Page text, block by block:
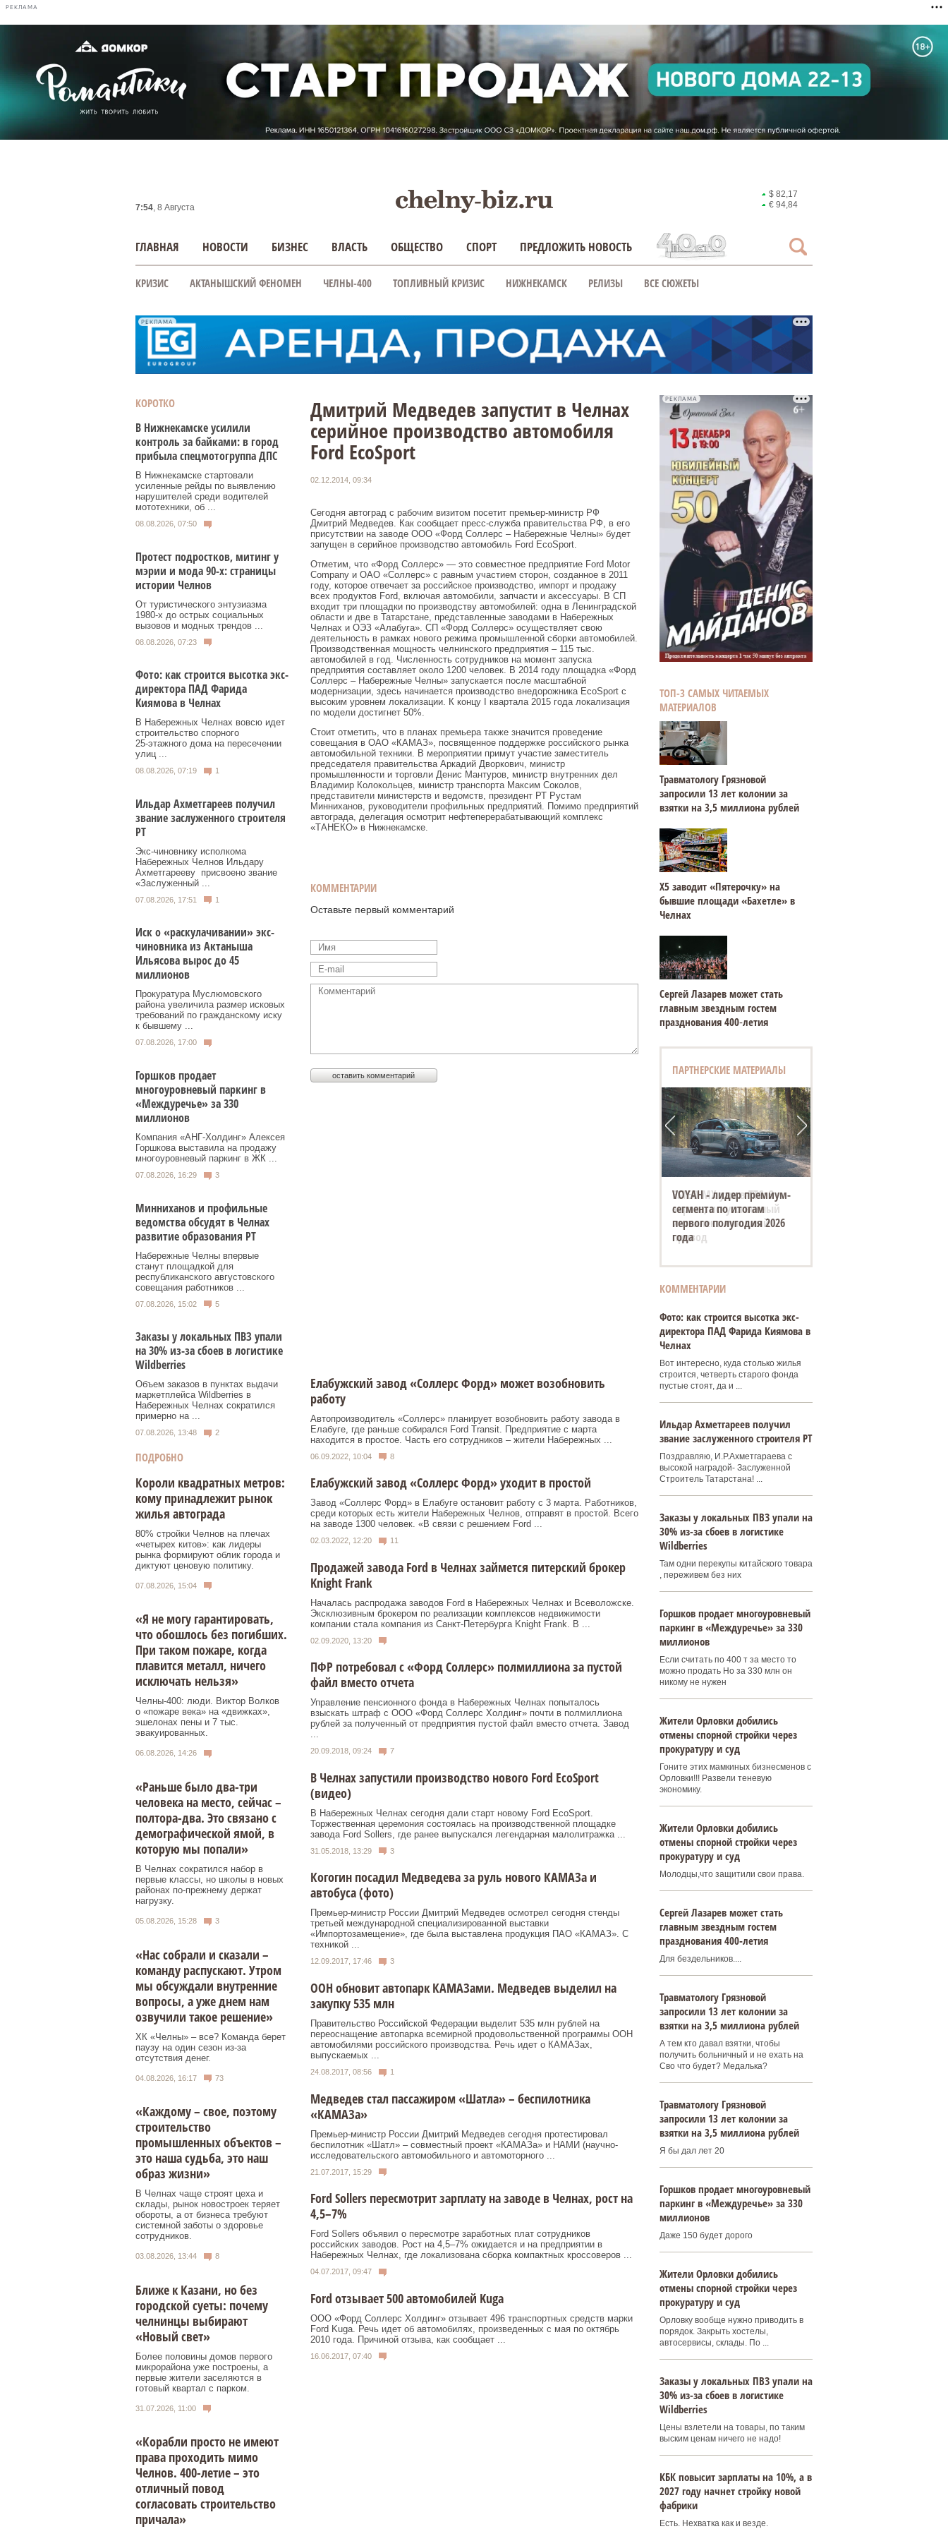
РЕКЛАМА
7:54, 8 Августа
$ 82,17
€ 94,84
ГЛАВНАЯ НОВОСТИ БИЗНЕС ВЛАСТЬ ОБЩЕСТВО СПОРТ ПРЕДЛОЖИТЬ НОВОСТЬ
КРИЗИС АКТАНЫШСКИЙ ФЕНОМЕН ЧЕЛНЫ-400 ТОПЛИВНЫЙ КРИЗИС НИЖНЕКАМСК РЕЛИЗЫ ВСЕ СЮЖЕТЫ
РЕКЛАМА
КОРОТКО
В Нижнекамске усилили
контроль за байками: в город
прибыла спецмотогруппа ДПС
В Нижнекамске стартовали
усиленные рейды по выявлению
нарушителей среди водителей
мототехники, об ...
08.08.2026, 07:50
Протест подростков, митинг у
мэрии и мода 90-х: страницы
истории Челнов
От туристического энтузиазма
1980‑х до острых социальных
вызовов и модных трендов ...
08.08.2026, 07:23
Фото: как строится высотка экс-
директора ПАД Фарида
Киямова в Челнах
В Набережных Челнах вовсю идет
строительство спорного
25‑этажного дома на пересечении
улиц ...
08.08.2026, 07:19 1
Ильдар Ахметгареев получил
звание заслуженного строителя
РТ
Экс‑чиновнику исполкома
Набережных Челнов Ильдару
Ахметгарееву присвоено звание
«Заслуженный ...
07.08.2026, 17:51 1
Иск о «раскулачивании» экс-
чиновника из Актаныша
Ильясова вырос до 45
миллионов
Прокуратура Муслюмовского
района увеличила размер исковых
требований по гражданскому иску
к бывшему ...
07.08.2026, 17:00
Горшков продает
многоуровневый паркинг в
«Междуречье» за 330
миллионов
Компания «АНГ-Холдинг» Алексея
Горшкова выставила на продажу
многоуровневый паркинг в ЖК ...
07.08.2026, 16:29 3
Минниханов и профильные
ведомства обсудят в Челнах
развитие образования РТ
Набережные Челны впервые
станут площадкой для
республиканского августовского
совещания работников ...
07.08.2026, 15:02 5
Заказы у локальных ПВЗ упали
на 30% из-за сбоев в логистике
Wildberries
Объем заказов в пунктах выдачи
маркетплейса Wildberries в
Набережных Челнах сократился
примерно на ...
07.08.2026, 13:48 2
ПОДРОБНО
Короли квадратных метров:
кому принадлежит рынок
жилья автограда
80% стройки Челнов на плечах
«четырех китов»: как лидеры
рынка формируют облик города и
диктуют ценовую политику.
07.08.2026, 15:04
«Я не могу гарантировать,
что обошлось без погибших.
При таком пожаре, когда
плавится металл, ничего
исключать нельзя»
Челны-400: люди. Виктор Волков
о «пожаре века» на «движках»,
эшелонах пены и 7 тыс.
эвакуированных.
06.08.2026, 14:26
«Раньше было два-три
человека на место, сейчас –
полтора-два. Это связано с
демографической ямой, в
которую мы попали»
В Челнах сократился набор в
первые классы, но школы в новых
районах по-прежнему держат
нагрузку.
05.08.2026, 15:28 3
«Нас собрали и сказали –
команду распускают. Утром
мы обсуждали внутренние
вопросы, а уже днем нам
озвучили такое решение»
ХК «Челны» – все? Команда берет
паузу на один сезон из-за
отсутствия денег.
04.08.2026, 16:17 73
«Каждому – свое, поэтому
строительство
промышленных объектов –
это наша судьба, это наш
образ жизни»
В Челнах чаще строят цеха и
склады, рынок новостроек теряет
обороты, а от бизнеса требуют
системной заботы о здоровье
сотрудников.
03.08.2026, 13:44 8
Ближе к Казани, но без
городской суеты: почему
челнинцы выбирают
«Новый свет»
Более половины домов первого
микрорайона уже построены, а
первые жители заселяются в
готовый квартал с парком.
31.07.2026, 11:00
«Корабли просто не имеют
права проходить мимо
Челнов. 400-летие – это
отличный повод
согласовать строительство
причала»
Дмитрий Медведев запустит в Челнах
серийное производство автомобиля
Ford EcoSport
02.12.2014, 09:34
Сегодня автоград с рабочим визитом посетит премьер-министр РФ
Дмитрий Медведев. Как сообщает пресс-служба правительства РФ, в его
присутствии на заводе ООО «Форд Соллерс – Набережные Челны» будет
запущен в серийное производство автомобиль Ford EcoSport.
Отметим, что «Форд Соллерс» — это совместное предприятие Ford Motor
Company и ОАО «Соллерс» c равным участием сторон, созданное в 2011
году, которое отвечает за российское производство, импорт и продажу
всех продуктов Ford, включая автомобили, запчасти и аксессуары. В СП
входит три площадки по производству автомобилей: одна в Ленинградской
области и две в Татарстане, представленные заводами в Набережных
Челнах и ОЭЗ «Алабуга». СП «Форд Соллерс» осуществляет свою
деятельность в рамках нового режима промышленной сборки автомобилей.
Производственная мощность челнинского предприятия – 115 тыс.
автомобилей в год. Численность сотрудников на момент запуска
предприятия составляет около 1200 человек. В 2014 году площадка «Форд
Соллерс – Набережные Челны» запускается после масштабной
модернизации, здесь начинается производство внедорожника EcoSport с
высоким уровнем локализации. К концу I квартала 2015 года локализация
по модели достигнет 50%.
Стоит отметить, что в планах премьера также значится проведение
совещания в ОАО «КАМАЗ», посвященное поддержке российского рынка
автомобильной техники. В мероприятии примут участие заместитель
председателя правительства Аркадий Дворкович, министр
промышленности и торговли Денис Мантуров, министр внутренних дел
Владимир Колокольцев, министр транспорта Максим Соколов,
представители министерств и ведомств, президент РТ Рустам
Минниханов, руководители профильных предприятий. Помимо предприятий
автограда, делегация осмотрит нефтеперерабатывающий комплекс
«ТАНЕКО» в Нижнекамске.
КОММЕНТАРИИ
Оставьте первый комментарий
Елабужский завод «Соллерс Форд» может возобновить
работу
Автопроизводитель «Соллерс» планирует возобновить работу завода в
Елабуге, где раньше собирался Ford Transit. Предприятие с марта
находится в простое. Часть его сотрудников – жители Набережных ...
06.09.2022, 10:04 8
Елабужский завод «Соллерс Форд» уходит в простой
Завод «Соллерс Форд» в Елабуге остановит работу с 3 марта. Работников,
среди которых есть жители Набережных Челнов, отправят в простой. Всего
на заводе 1300 человек. «В связи с решением Ford ...
02.03.2022, 12:20 11
Продажей завода Ford в Челнах займется питерский брокер
Knight Frank
Началась распродажа заводов Ford в Набережных Челнах и Всеволожске.
Эксклюзивным брокером по реализации комплексов недвижимости
компании стала компания из Санкт-Петербурга Knight Frank. В ...
02.09.2020, 13:20
ПФР потребовал с «Форд Соллерс» полмиллиона за пустой
файл вместо отчета
Управление пенсионного фонда в Набережных Челнах попыталось
взыскать штраф с ООО «Форд Соллерс Холдинг» почти в полмиллиона
рублей за полученный от предприятия пустой файл вместо отчета. Завод
...
20.09.2018, 09:24 7
В Челнах запустили производство нового Ford EcoSport
(видео)
В Набережных Челнах сегодня дали старт новому Ford EcoSport.
Торжественная церемония состоялась на производственной площадке
завода Ford Sollers, где ранее выпускался легендарная малолитражка ...
31.05.2018, 13:29 3
Когогин посадил Медведева за руль нового КАМАЗа и
автобуса (фото)
Премьер-министр России Дмитрий Медведев осмотрел сегодня стенды
третьей международной специализированной выставки
«Импортозамещение», где была выставлена продукция ПАО «КАМАЗ». С
техникой ...
12.09.2017, 17:46 3
ООН обновит автопарк КАМАЗами. Медведев выделил на
закупку 535 млн
Правительство Российской Федерации выделит 535 млн рублей на
переоснащение автопарка всемирной продовольственной программы ООН
автомобилями российского производства. Речь идет о КАМАЗах,
выпускаемых ...
24.08.2017, 08:56 1
Медведев стал пассажиром «Шатла» – беспилотника
«КАМАЗа»
Премьер-министр России Дмитрий Медведев сегодня протестировал
беспилотник «Шатл» – совместный проект «КАМАЗа» и НАМИ (научно-
исследовательского автомобильного и автомоторного ...
21.07.2017, 15:29
Ford Sollers пересмотрит зарплату на заводе в Челнах, рост на
4,5–7%
Ford Sollers объявил о пересмотре заработных плат сотрудников
российских заводов. Рост на 4,5–7% ожидается и на предприятии в
Набережных Челнах, где локализована сборка компактных кроссоверов ...
04.07.2017, 09:47
Ford отзывает 500 автомобилей Kuga
ООО «Форд Соллерс Холдинг» отзывает 496 транспортных средств марки
Ford Kuga. Речь идет об автомобилях, произведенных с мая по октябрь
2010 года. Причиной отзыва, как сообщает ...
16.06.2017, 07:40
РЕКЛАМА
ТОП-3 САМЫХ ЧИТАЕМЫХ
МАТЕРИАЛОВ
Травматологу Грязновой
запросили 13 лет колонии за
взятки на 3,5 миллиона рублей
Х5 заводит «Пятерочку» на
бывшие площади «Бахетле» в
Челнах
Сергей Лазарев может стать
главным звездным гостем
празднования 400‑летия
ПАРТНЕРСКИЕ МАТЕРИАЛЫ
VOYAH - лидер премиум-
сегмента по итогам
первого полугодия 2026
года
КОММЕНТАРИИ
Фото: как строится высотка экс-
директора ПАД Фарида Киямова в
Челнах
Вот интересно, куда столько жилья
строится, четверть старого фонда
пустые стоят, да и ...
Ильдар Ахметгареев получил
звание заслуженного строителя РТ
Поздравляю, И.Р.Ахметгараева с
высокой наградой- Заслуженной
Строитель Татарстана! ...
Заказы у локальных ПВЗ упали на
30% из-за сбоев в логистике
Wildberries
Там одни перекупы китайского товара
, переживем без них
Горшков продает многоуровневый
паркинг в «Междуречье» за 330
миллионов
Если считать по 400 т за место то
можно продать Но за 330 млн он
никому не нужен
Жители Орловки добились
отмены спорной стройки через
прокуратуру и суд
Гоните этих мамкиных бизнесменов с
Орловки!!! Развели теневую
экономику.
Жители Орловки добились
отмены спорной стройки через
прокуратуру и суд
Молодцы,что защитили свои права.
Сергей Лазарев может стать
главным звездным гостем
празднования 400‑летия
Для бездельников....
Травматологу Грязновой
запросили 13 лет колонии за
взятки на 3,5 миллиона рублей
А тем кто давал взятки, чтобы
получить больничный и не ехать на
Сво что будет? Медалька?
Травматологу Грязновой
запросили 13 лет колонии за
взятки на 3,5 миллиона рублей
Я бы дал лет 20
Горшков продает многоуровневый
паркинг в «Междуречье» за 330
миллионов
Даже 150 будет дорого
Жители Орловки добились
отмены спорной стройки через
прокуратуру и суд
Орловку вообще нужно приводить в
порядок. Закрыть хостелы,
автосервисы, склады. По ...
Заказы у локальных ПВЗ упали на
30% из-за сбоев в логистике
Wildberries
Цены взлетели на товары, по таким
выским ценам ничего не надо!
КБК повысит зарплаты на 10%, а в
2027 году начнет стройку новой
фабрики
Есть. Нехватка как и везде.